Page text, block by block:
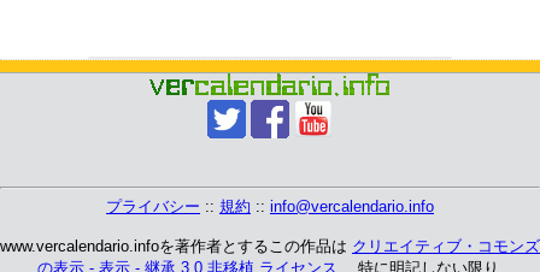
プライバシー :: 規約 :: info@vercalendario.info
www.vercalendario.infoを著作者とするこの作品は クリエイティブ・コモンズ
の表示 - 表示 - 継承 3.0 非移植 ライセンス 、 特に明記しない限り.